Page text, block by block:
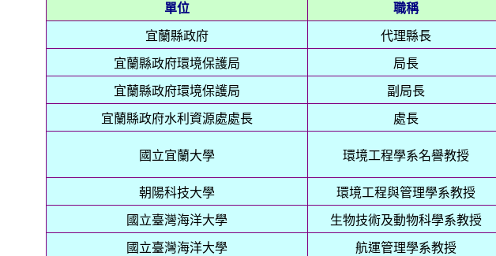
單位 職稱
宜蘭縣政府 代理縣長
宜蘭縣政府環境保護局 局長
宜蘭縣政府環境保護局 副局長
宜蘭縣政府水利資源處處長 處長
國立宜蘭大學 環境工程學系名譽教授
朝陽科技大學 環境工程與管理學系教授
國立臺灣海洋大學 生物技術及動物科學系教授
國立臺灣海洋大學 航運管理學系教授